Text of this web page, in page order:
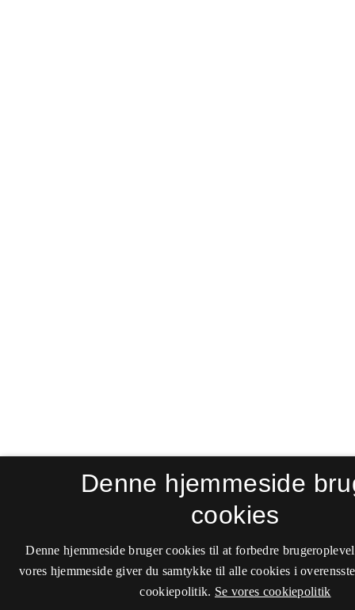
Denne hjemmeside
cookies
Denne hjemmeside bruger cookies til at forbedre
vores hjemmeside giver du samtykke til alle cookies i
cookiepolitik. Se vores cookiepolitik